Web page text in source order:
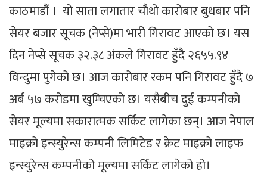
काठमाडौं । यो साता लगातार चौथो कारोबार बुधबार पनि
सेयर बजार सूचक (नेप्से)मा भारी गिरावट आएको छ। यस
दिन नेप्से सूचक ३२.३८ अंकले गिरावट हुँदै २६५५.९४
विन्दुमा पुगेको छ। आज कारोबार रकम पनि गिरावट हुँदै ७
अर्ब ५७ करोडमा खुम्चिएको छ। यसैबीच दुई कम्पनीको
सेयर मूल्यमा सकारात्मक सर्किट लागेका छन्। आज नेपाल
माइक्रो इन्स्युरेन्स कम्पनी लिमिटेड र क्रेट माइक्रो लाइफ
इन्स्युरेन्स कम्पनीको मूल्यमा सर्किट लागेको हो।